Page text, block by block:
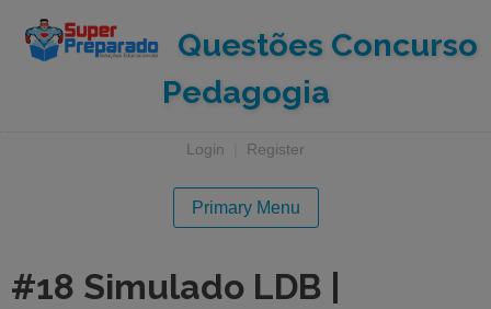
Questões Concurso
Pedagogia
Login Register
Primary Menu
#18 Simulado LDB |